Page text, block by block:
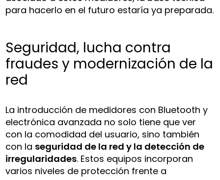
para hacerlo en el futuro estaría ya preparada.
Seguridad, lucha contra
fraudes y modernización de la
red
La introducción de medidores con Bluetooth y
electrónica avanzada no solo tiene que ver
con la comodidad del usuario, sino también
con la seguridad de la red y la detección de
irregularidades. Estos equipos incorporan
varios niveles de protección frente a